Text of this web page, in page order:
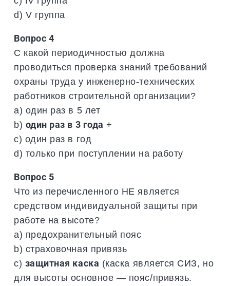
d) V группа
Вопрос 4
С какой периодичностью должна
проводиться проверка знаний требований
охраны труда у инженерно-технических
работников строительной организации?
a) один раз в 5 лет
b) один раз в 3 года +
c) один раз в год
d) только при поступлении на работу
Вопрос 5
Что из перечисленного НЕ является
средством индивидуальной защиты при
работе на высоте?
a) предохранительный пояс
b) страховочная привязь
c) защитная каска (каска является СИЗ, но
для высоты основное — пояс/привязь.